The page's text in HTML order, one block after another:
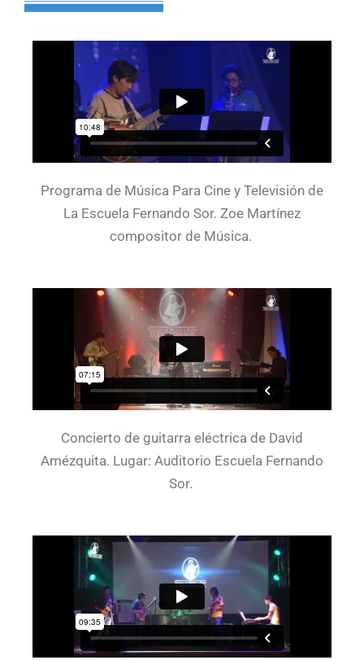
Programa de Música Para Cine y Televisión de
La Escuela Fernando Sor. Zoe Martínez
compositor de Música.
Concierto de guitarra eléctrica de David
Amézquita. Lugar: Auditorio Escuela Fernando
Sor.